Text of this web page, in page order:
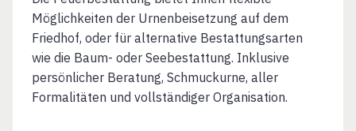
Möglichkeiten der Urnenbeisetzung auf dem
Friedhof, oder für alternative Bestattungsarten
wie die Baum- oder Seebestattung. Inklusive
persönlicher Beratung, Schmuckurne, aller
Formalitäten und vollständiger Organisation.